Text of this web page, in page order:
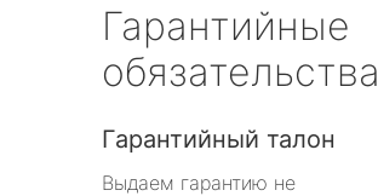
Гарантийные
обязательства
Гарантийный талон
Выдаем гарантию не